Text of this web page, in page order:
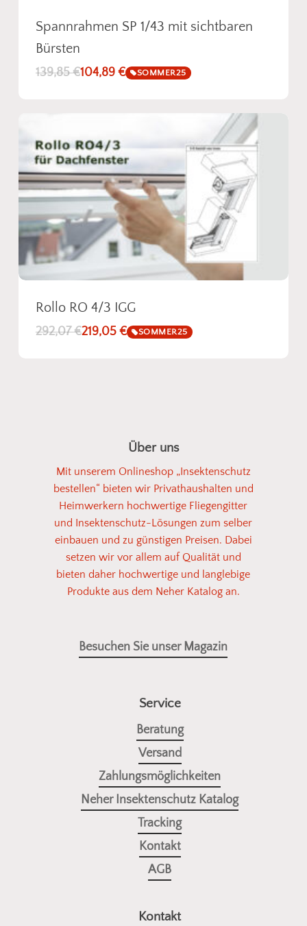
Spannrahmen SP 1/43 mit sichtbaren
Bürsten
139,85€104,89 € SOMMER25
Rollo RO 4/3 IGG
292,07€219,05 € SOMMER25
Über uns
Mit unserem Onlineshop „Insektenschutz
bestellen“ bieten wir Privathaushalten und
Heimwerkern hochwertige Fliegengitter
und Insektenschutz-Lösungen zum selber
einbauen und zu günstigen Preisen. Dabei
setzen wir vor allem auf Qualität und
bieten daher hochwertige und langlebige
Produkte aus dem Neher Katalog an.
Besuchen Sie unser Magazin
Service
Beratung
Versand
Zahlungsmöglichkeiten
Neher Insektenschutz Katalog
Tracking
Kontakt
AGB
Kontakt